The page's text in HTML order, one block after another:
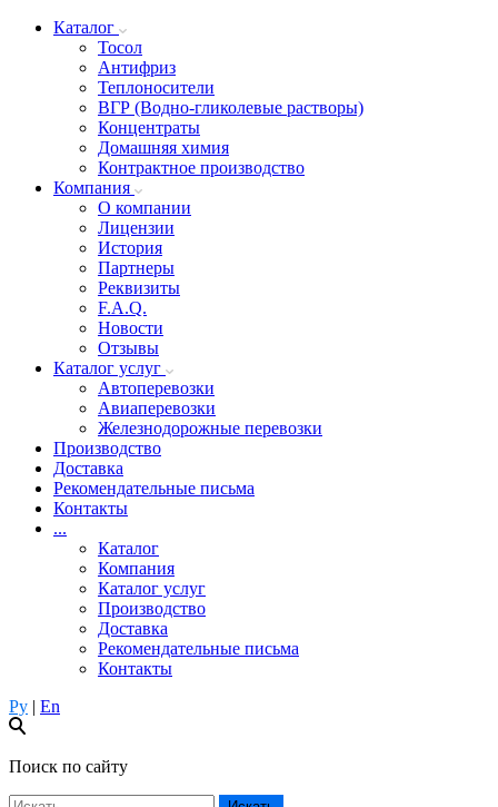
Каталог
Тосол
Антифриз
Теплоносители
ВГР (Водно-гликолевые растворы)
Концентраты
Домашняя химия
Контрактное производство
Компания
О компании
Лицензии
История
Партнеры
Реквизиты
F.A.Q.
Новости
Отзывы
Каталог услуг
Автоперевозки
Авиаперевозки
Железнодорожные перевозки
Производство
Доставка
Рекомендательные письма
Контакты
...
Каталог
Компания
Каталог услуг
Производство
Доставка
Рекомендательные письма
Контакты
Ру | En
Поиск по сайту